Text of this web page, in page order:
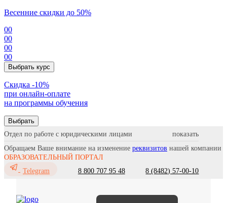
Весенние скидки до 50%
00
00
00
00
Выбрать курс
Cкидка -10%
при онлайн-оплате
на программы обучения
Выбрать
Отдел по работе с юридическими лицами
Обращаем Ваше внимание на изменение реквизитов нашей компании
ОБРАЗОВАТЕЛЬНЫЙ ПОРТАЛ
Telegram
8 800 707 95 48 8 (8482) 57-00-10